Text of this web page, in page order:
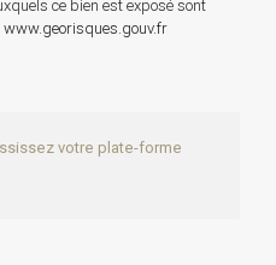
ce bien est exposé sont
www.georisques.gouv.fr
votre plate-forme